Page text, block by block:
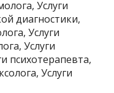
Услуги
диагностики,
Услуги
Услуги
психотерапевта,
Услуги